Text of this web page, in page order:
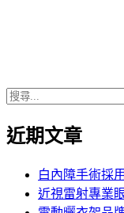
近期文章
白內障手術採
近視雷射專業